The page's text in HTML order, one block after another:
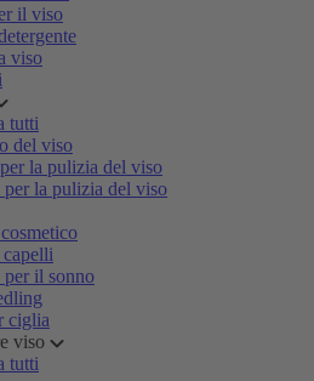
il viso
viso
tutti
del viso
la pulizia del viso
per la pulizia del viso
capelli
per il sonno
ciglia
viso
tutti